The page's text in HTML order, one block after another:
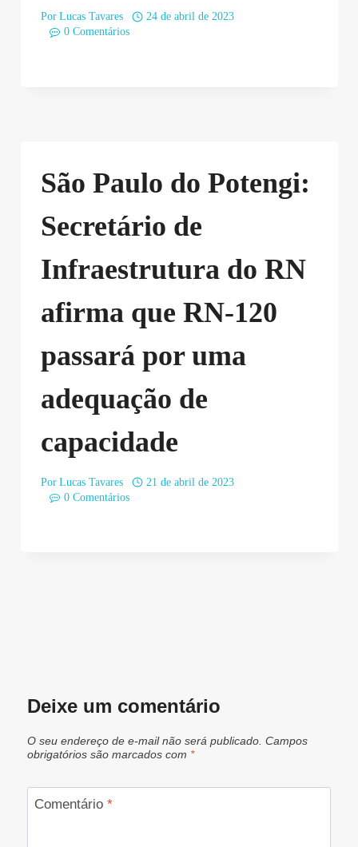
Por Lucas Tavares
24 de abril de 2023
0 Comentários
São Paulo do Potengi:
Secretário de
Infraestrutura do RN
afirma que RN-120
passará por uma
adequação de
capacidade
Por Lucas Tavares
21 de abril de 2023
0 Comentários
Deixe um comentário
O seu endereço de e-mail não será publicado. Campos
obrigatórios são marcados com *
Comentário *